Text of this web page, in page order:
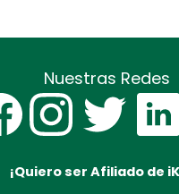
Nuestras Redes
¡Quiero ser Afiliado de